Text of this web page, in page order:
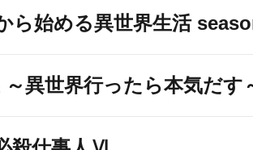
ら始める異世界生活
～異世界行ったら本気だす